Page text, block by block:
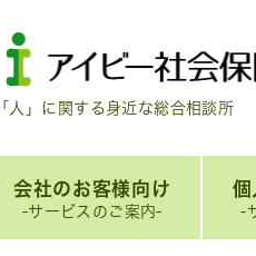
「人」に関する身近な総合相談所
会社のお客様向け
-サービスのご案内-
個
-